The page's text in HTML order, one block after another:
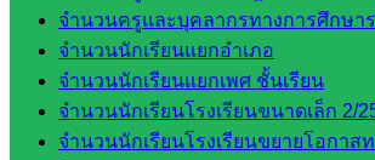
จำนวนครูและบุคลากรทางการศึกษา
จำนวนนักเรียนแยกอำเภอ
จำนวนนักเรียนแยกเพศ ชั้นเรียน
จำนวนนักเรียนโรงเรียนขนาดเล็ก 2/
จำนวนนักเรียนโรงเรียนขยายโอกาส